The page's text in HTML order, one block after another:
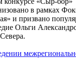
в рамках
и призвано
Ольги